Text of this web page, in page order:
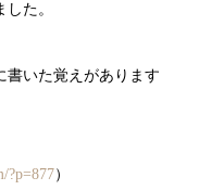
た。
書いた覚えがあります
?p=877）